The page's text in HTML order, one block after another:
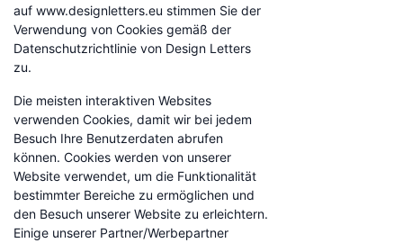
auf www.designletters.eu stimmen Sie der
Verwendung von Cookies gemäß der
Datenschutzrichtlinie von Design Letters
zu.
Die meisten interaktiven Websites
verwenden Cookies, damit wir bei jedem
Besuch Ihre Benutzerdaten abrufen
können. Cookies werden von unserer
Website verwendet, um die Funktionalität
bestimmter Bereiche zu ermöglichen und
den Besuch unserer Website zu erleichtern.
Einige unserer Partner/Werbepartner